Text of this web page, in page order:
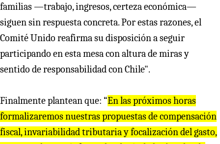
familias —trabajo, ingresos, certeza económica—
siguen sin respuesta concreta. Por estas razones, el
Comité Unido reafirma su disposición a seguir
participando en esta mesa con altura de miras y
sentido de responsabilidad con Chile".
Finalmente plantean que: “En las próximos horas
formalizaremos nuestras propuestas de compensación
fiscal, invariabilidad tributaria y focalización del gasto,